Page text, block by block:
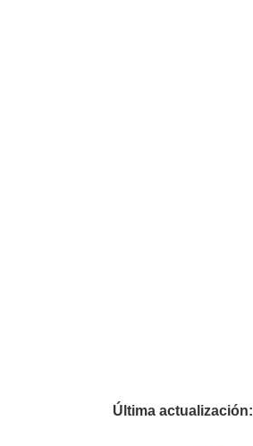
Última actualización: